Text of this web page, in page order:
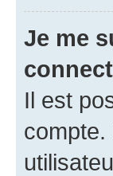
Je me
Il est
compte.